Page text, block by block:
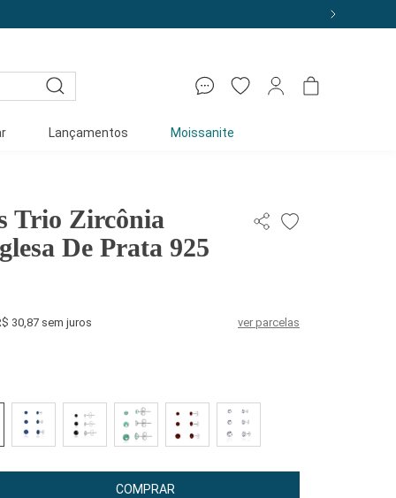
10% off com o cupom: PRIMEIRACOMPRA
Lançamentos Moissanite
Trio Zircônia
De Prata 925
30,87 sem juros
ver parcelas
COMPRAR